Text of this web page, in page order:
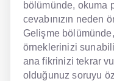
bölümünde, okuma
cevabınızın neden
Gelişme
örneklerinizi
ana fikrinizi tekrar
olduğunuz soruyu